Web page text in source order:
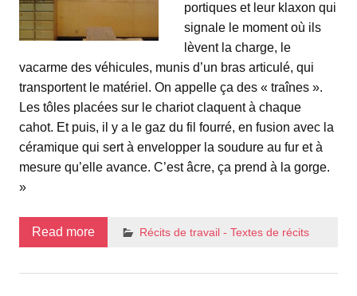
portiques et leur klaxon qui
signale le moment où ils
lèvent la charge, le
vacarme des véhicules, munis d’un bras articulé, qui
transportent le matériel. On appelle ça des « traînes ».
Les tôles placées sur le chariot claquent à chaque
cahot. Et puis, il y a le gaz du fil fourré, en fusion avec la
céramique qui sert à envelopper la soudure au fur et à
mesure qu’elle avance. C’est âcre, ça prend à la gorge.
»
Read more Récits de travail - Textes de récits